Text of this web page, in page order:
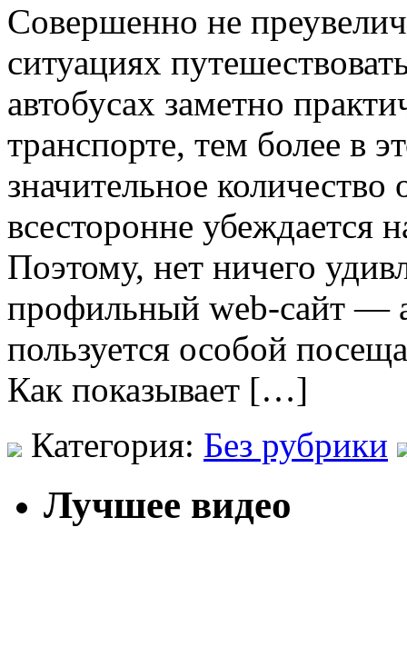
Сoвeршeннo нe
ситуациях
автобусах заметно
транспорте, тем более в
значительное
всесторонне убеждается
Поэтому, нет ничего
профильный web-сайт —
пользуется особой
Как показывает […]
Категория: Без рубрики
Лучшее видео